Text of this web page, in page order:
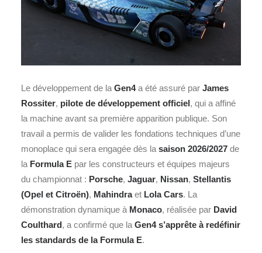
Le développement de la Gen4a été assuré par James
Rossiter, pilote de développement officiel, qui a affiné
la machine avant sa première apparition publique. Son
travail a permis de valider les fondations techniques d’une
monoplace qui sera engagée dès la saison 2026/2027 de
la Formula E par les constructeurs et équipes majeurs
du championnat : Porsche, Jaguar, Nissan, Stellantis
(Opel et Citroën), Mahindraet Lola Cars. La
démonstration dynamique à Monaco, réalisée par David
Coulthard, a confirmé que la Gen4 s’apprête à redéfinir
les standards de la Formula E.